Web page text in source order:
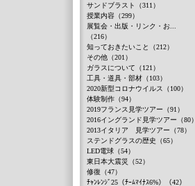
サンドブラスト（311）
授業内容（299）
展覧会・出版・リンク・お...
（216）
知っておきたいこと（212）
その他（201）
ガラスについて（121）
工具・道具・部材（103）
2020新型コロナウイルス（100）
体験制作（94）
2019フランス見学ツアー（91）
2016イングランド見学ツアー（80）
2013イタリア 見学ツアー（78）
ステンドグラスの歴史（65）
LED電球（54）
東日本大震災（52）
修復（47）
ﾁｬﾝﾚﾝｼﾞ25（ﾁｰﾑﾏｲﾅｽ6%）（42）